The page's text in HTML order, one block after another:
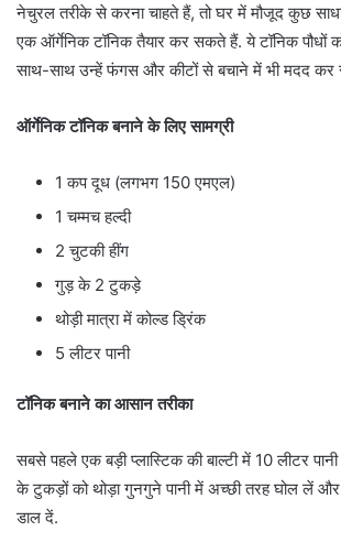
नेचुरल तरीके से करना चाहते हैं, तो घर में मौजूद कुछ
एक ऑर्गेनिक टॉनिक तैयार कर सकते हैं. ये टॉनिक पौधों
साथ-साथ उन्हें फंगस और कीटों से बचाने में भी मदद कर
ऑर्गेनिक टॉनिक बनाने के लिए सामग्री
1 कप दूध (लगभग 150 एमएल)
1 चम्मच हल्दी
2 चुटकी हींग
गुड़ के 2 टुकड़े
थोड़ी मात्रा में कोल्ड ड्रिंक
5 लीटर पानी
टॉनिक बनाने का आसान तरीका
सबसे पहले एक बड़ी प्लास्टिक की बाल्टी में 10 लीटर
के टुकड़ों को थोड़ा गुनगुने पानी में अच्छी तरह घोल लें और
डाल दें.